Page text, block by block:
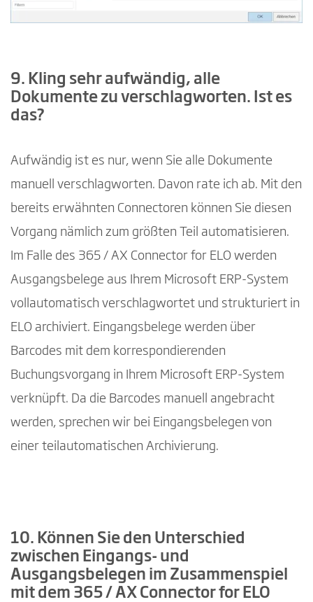
9. Kling sehr aufwändig, alle
Dokumente zu verschlagworten. Ist es
das?
Aufwändig ist es nur, wenn Sie alle Dokumente
manuell verschlagworten. Davon rate ich ab. Mit den
bereits erwähnten Connectoren können Sie diesen
Vorgang nämlich zum größten Teil automatisieren.
Im Falle des 365 / AX Connector for ELO werden
Ausgangsbelege aus Ihrem Microsoft ERP-System
vollautomatisch verschlagwortet und strukturiert in
ELO archiviert. Eingangsbelege werden über
Barcodes mit dem korrespondierenden
Buchungsvorgang in Ihrem Microsoft ERP-System
verknüpft. Da die Barcodes manuell angebracht
werden, sprechen wir bei Eingangsbelegen von
einer teilautomatischen Archivierung.
10. Können Sie den Unterschied
zwischen Eingangs- und
Ausgangsbelegen im Zusammenspiel
mit dem 365 / AX Connector for ELO